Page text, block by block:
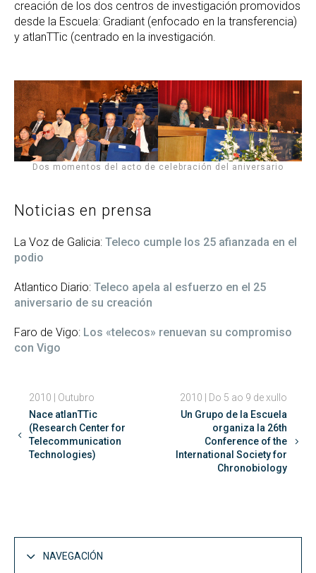
creación de los dos centros de investigación promovidos
desde la Escuela: Gradiant (enfocado en la transferencia)
y atlanTTic (centrado en la investigación.
Dos momentos del acto de celebración del aniversario
Noticias en prensa
La Voz de Galicia: Teleco cumple los 25 afianzada en el
podio
Atlantico Diario: Teleco apela al esfuerzo en el 25
aniversario de su creación
Faro de Vigo: Los «telecos» renuevan su compromiso
con Vigo
2010 | Outubro
Nace atlanTTic
(Research Center for
Telecommunication
Technologies)
2010 | Do 5 ao 9 de xullo
Un Grupo de la Escuela
organiza la 26th
Conference of the
International Society for
Chronobiology
NAVEGACIÓN